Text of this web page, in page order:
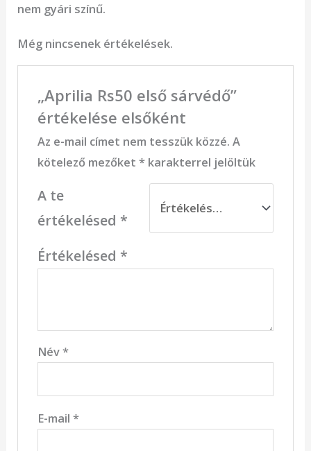
nem gyári színű.
Még nincsenek értékelések.
„Aprilia Rs50 első sárvédő”
értékelése elsőként
Az e-mail címet nem tesszük közzé. A
kötelező mezőket *karakterrel jelöltük
A te
értékelésed *
Értékelésed *
Név*
E-mail *